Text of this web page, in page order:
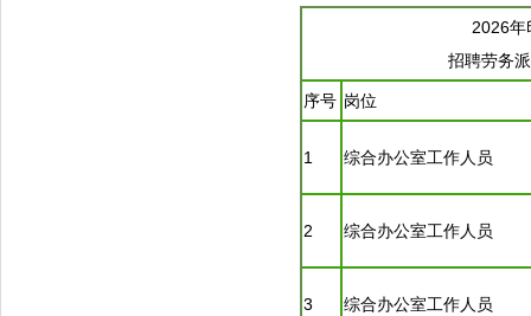
2026年
招聘劳务
序号 岗位
1 综合办公室工作人员
2 综合办公室工作人员
3 综合办公室工作人员